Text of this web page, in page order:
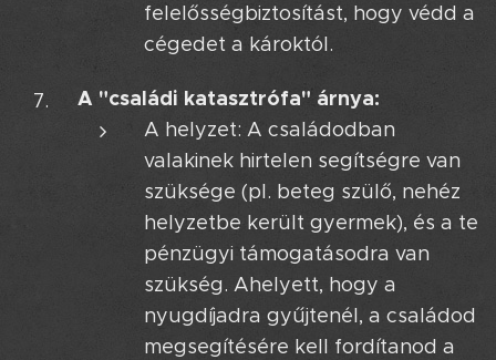
felelősségbiztosítást, hogy védd a
cégedet a károktól.
A "családi katasztrófa" árnya:
A helyzet: A családodban
valakinek hirtelen segítségre van
szüksége (pl. beteg szülő, nehéz
helyzetbe került gyermek), és a te
pénzügyi támogatásodra van
szükség. Ahelyett, hogy a
nyugdíjadra gyűjtenél, a családod
megsegítésére kell fordítanod a